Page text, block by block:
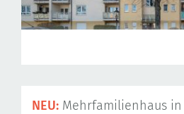
NEU: Mehrfamilienhaus in